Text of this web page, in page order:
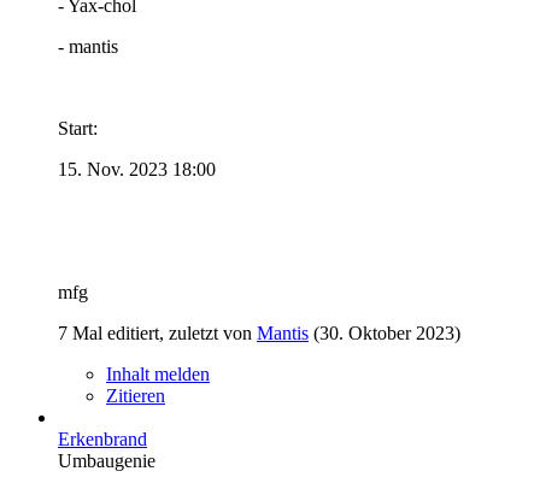
- Yax-chol
- mantis
Start:
15. Nov. 2023 18:00
mfg
7 Mal editiert, zuletzt von Mantis (30. Oktober 2023)
Inhalt melden
Zitieren
Erkenbrand
Umbaugenie